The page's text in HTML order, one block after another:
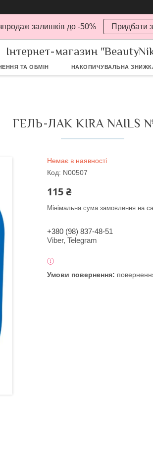
залишків до -50% Придбати
Інтернет-магазин
ТА ОБМІН НАКОПИЧУВАЛЬНА
ГЕЛЬ-ЛАК KIRA NAILS
Немає в наявності
Код: N00507
115 ₴
Мінімальна сума замовлення на
+380 (98) 837-48-51
Viber, Telegram